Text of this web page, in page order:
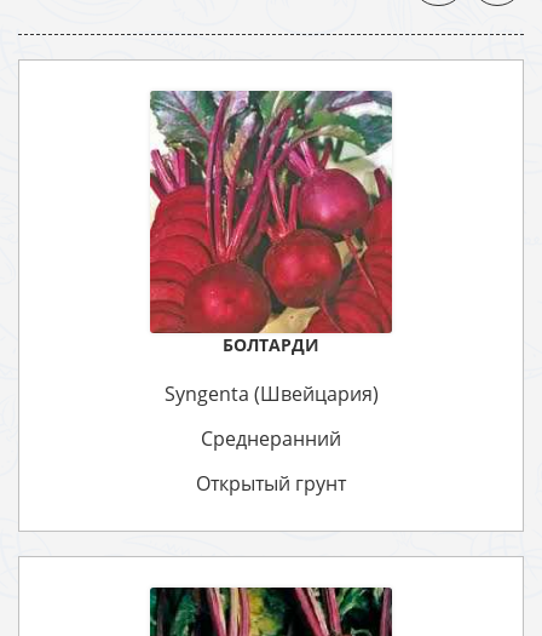
БОЛТАРДИ
Syngenta (Швейцария)
Среднеранний
Открытый грунт